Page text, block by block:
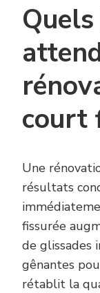
court
Une
résultats
fissurée
de glissades
gênantes
rétablit la